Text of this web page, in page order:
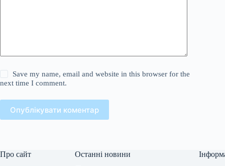
Save my name, email and website in this browser for the
next time I comment.
Опублікувати коментар
Про сайт Останні новини